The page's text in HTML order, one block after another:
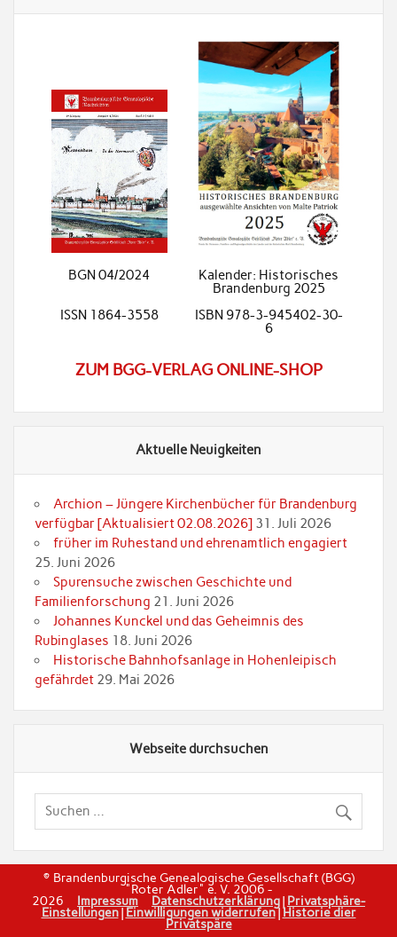
BGN 04/2024
Kalender: Historisches
Brandenburg 2025
ISSN 1864-3558
ISBN 978-3-945402-30-
6
ZUM BGG-VERLAG ONLINE-SHOP
Aktuelle Neuigkeiten
Archion – Jüngere Kirchenbücher für Brandenburg
verfügbar [Aktualisiert 02.08.2026] 31. Juli 2026
früher im Ruhestand und ehrenamtlich engagiert
25. Juni 2026
Spurensuche zwischen Geschichte und
Familienforschung 21. Juni 2026
Johannes Kunckel und das Geheimnis des
Rubinglases 18. Juni 2026
Historische Bahnhofsanlage in Hohenleipisch
gefährdet 29. Mai 2026
Webseite durchsuchen
© Brandenburgische Genealogische Gesellschaft (BGG)
"Roter Adler" e. V. 2006 -
2026 Impressum Datenschutzerklärung| Privatsphäre-
Einstellungen| Einwilligungen widerrufen|Historie dier
Privatspäre